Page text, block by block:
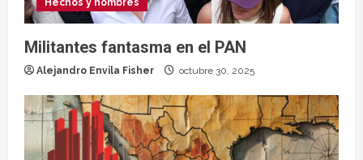
Hechos y nombres
Militantes fantasma en el PAN
Alejandro Envila Fisher octubre 30, 2025